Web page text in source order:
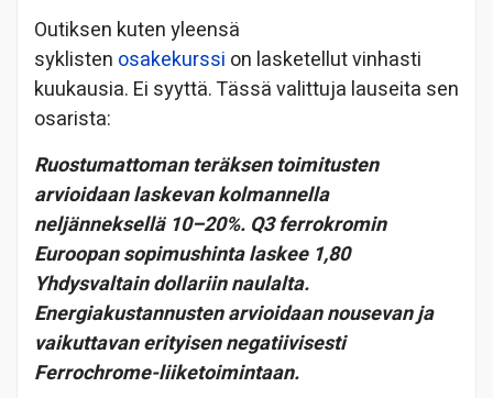
Outiksen kuten yleensä
syklisten osakekurssi on lasketellut vinhasti
kuukausia. Ei syyttä. Tässä valittuja lauseita sen
osarista:
Ruostumattoman teräksen toimitusten
arvioidaan laskevan kolmannella
neljänneksellä 10–20%. Q3 ferrokromin
Euroopan sopimushinta laskee 1,80
Yhdysvaltain dollariin naulalta.
Energiakustannusten arvioidaan nousevan ja
vaikuttavan erityisen negatiivisesti
Ferrochrome-liiketoimintaan.